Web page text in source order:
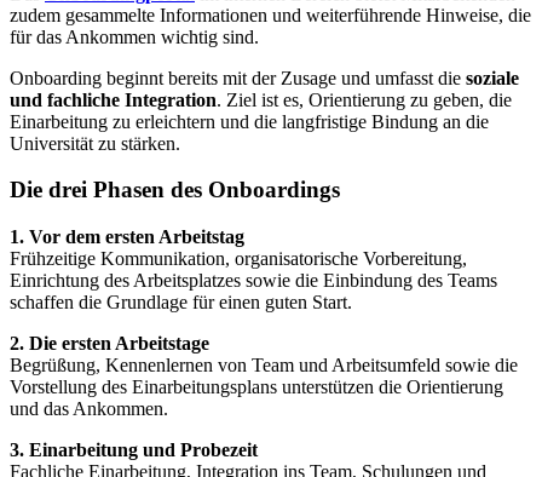
zudem gesammelte Informationen und weiterführende Hinweise, die
für das Ankommen wichtig sind.
Onboarding beginnt bereits mit der Zusage und umfasst die soziale
und fachliche Integration. Ziel ist es, Orientierung zu geben, die
Einarbeitung zu erleichtern und die langfristige Bindung an die
Universität zu stärken.
Die drei Phasen des Onboardings
1. Vor dem ersten Arbeitstag
Frühzeitige Kommunikation, organisatorische Vorbereitung,
Einrichtung des Arbeitsplatzes sowie die Einbindung des Teams
schaffen die Grundlage für einen guten Start.
2. Die ersten Arbeitstage
Begrüßung, Kennenlernen von Team und Arbeitsumfeld sowie die
Vorstellung des Einarbeitungsplans unterstützen die Orientierung
und das Ankommen.
3. Einarbeitung und Probezeit
Fachliche Einarbeitung, Integration ins Team, Schulungen und